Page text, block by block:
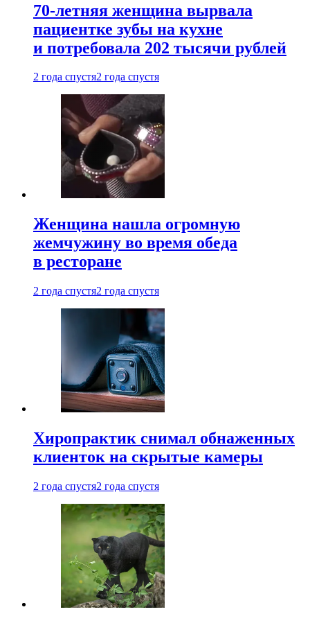
70-летняя женщина вырвала
пациентке зубы на кухне
и потребовала 202 тысячи рублей
2 года спустя2 года спустя
Женщина нашла огромную
жемчужину во время обеда
в ресторане
2 года спустя2 года спустя
Хиропрактик снимал обнаженных
клиенток на скрытые камеры
2 года спустя2 года спустя